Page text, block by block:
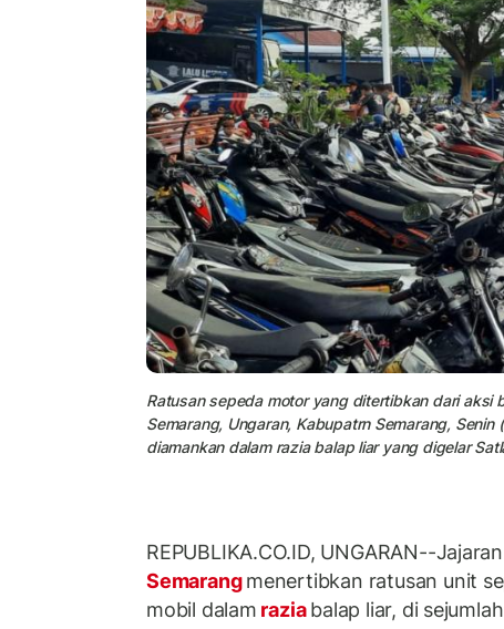
Ratusan sepeda motor yang ditertibkan dari aksi
Semarang, Ungaran, Kabupatrn Semarang,
diamankan dalam razia balap liar yang digelar
REPUBLIKA.CO.ID, UNGARAN--
Semarangmenertibkan ratusan unit
mobil dalam raziabalap liar, di